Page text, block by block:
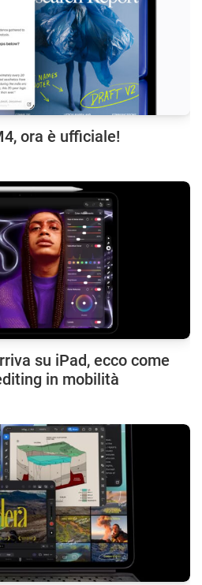
ora è ufficiale!
su iPad, ecco come
in mobilità